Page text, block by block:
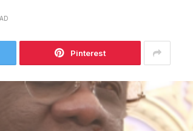
Pinterest